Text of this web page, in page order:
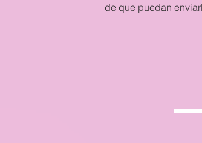
de que puedan